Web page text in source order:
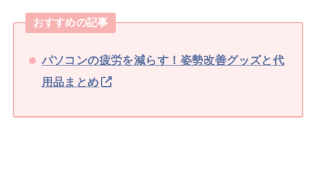
おすすめの記事
パソコンの疲労を減らす！姿勢改善グッズと代
用品まとめ